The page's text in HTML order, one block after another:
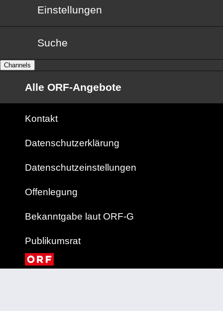
Einstellungen
Suche
Channels
Alle ORF-Angebote
Kontakt
Datenschutzerklärung
Datenschutzeinstellungen
Offenlegung
Bekanntgabe laut ORF-G
Publikumsrat